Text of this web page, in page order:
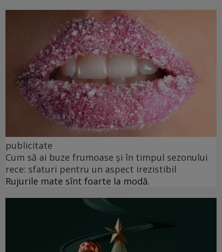
publicitate
Cum să ai buze frumoase şi în timpul sezonului
rece: sfaturi pentru un aspect irezistibil
Rujurile mate sînt foarte la modă.